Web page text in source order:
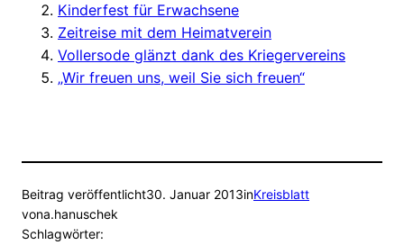
Kinderfest für Erwachsene
Zeitreise mit dem Heimatverein
Vollersode glänzt dank des Kriegervereins
„Wir freuen uns, weil Sie sich freuen“
Beitrag veröffentlicht30. Januar 2013inKreisblatt
vona.hanuschek
Schlagwörter: